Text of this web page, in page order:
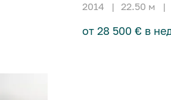
2014 | 22.50 м |
от 28 500 € в